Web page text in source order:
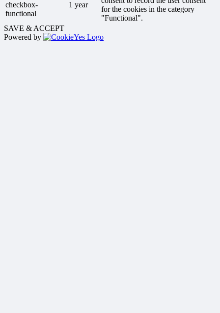
checkbox-
functional
1 year
for the cookies in the category
"Functional".
SAVE & ACCEPT
Powered by